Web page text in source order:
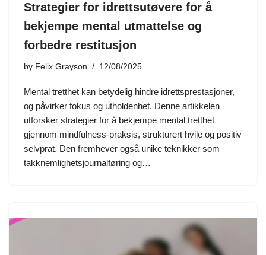
Strategier for idrettsutøvere for å
bekjempe mental utmattelse og
forbedre restitusjon
by Felix Grayson 12/08/2025
Mental tretthet kan betydelig hindre idrettsprestasjoner,
og påvirker fokus og utholdenhet. Denne artikkelen
utforsker strategier for å bekjempe mental tretthet
gjennom mindfulness-praksis, strukturert hvile og positiv
selvprat. Den fremhever også unike teknikker som
takknemlighetsjournalføring og…